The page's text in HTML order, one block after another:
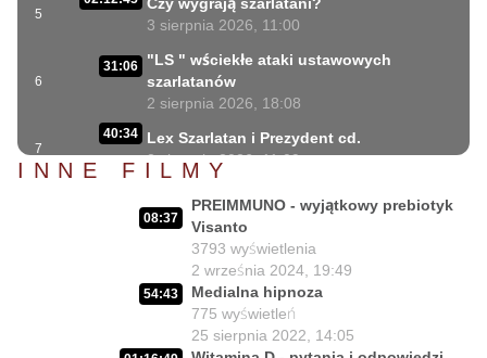
5
3 sierpnia 2026, 11:00
6
31:06
"LS " wściekłe ataki ustawowych
szarlatanów
2 sierpnia 2026, 18:08
7
40:34
Lex Szarlatan i Prezydent cd.
2 sierpnia 2026, 11:09
1 sierpnia 2026, 16:01
Szczepionkowa bańka w końcu pękła!
1 sierpnia 2026, 10:02
NIESPODZIANKA u Prezydenta
Nawrockiego!!
30 lipca 2026, 15:45
INNE FILMY
08:37
PREIMMUNO - wyjątkowy prebiotyk
Visanto
3793 wyświetlenia
2 września 2024, 19:49
54:43
Medialna hipnoza
775 wyświetleń
25 sierpnia 2022, 14:05